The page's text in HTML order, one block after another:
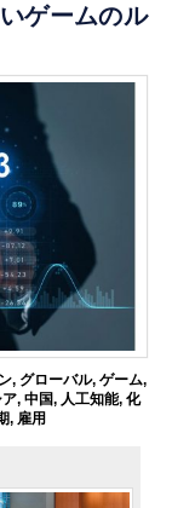
ゲームのル
, グローバル, ゲーム,
ア,中国, 人工知能,化
, 雇用